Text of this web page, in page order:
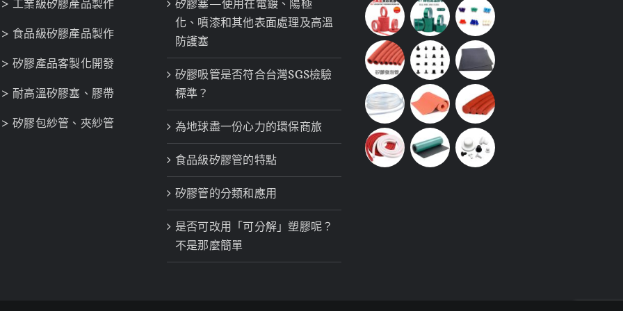
> 工業級矽膠產品製作
> 食品級矽膠產品製作
> 矽膠產品客製化開發
> 耐高溫矽膠塞、膠帶
> 矽膠包紗管、夾紗管
矽膠塞—使用在電鍍、陽極
化、噴漆和其他表面處理及高溫
防護塞
矽膠吸管是否符合台灣SGS檢驗
標準？
為地球盡一份心力的環保商旅
食品級矽膠管的特點
矽膠管的分類和應用
是否可改用「可分解」塑膠呢？
不是那麼簡單